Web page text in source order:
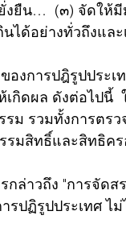
ยืน…  (๓) จัดให้
ได้อย่างทั่วถึงแล
องการปฎิรูปประเ
เกิดผล ดังต่อไปนี้
รม รวมทั้งการตร
รมสิทธิ์และสิทธิค
ล่าวถึง "การจัด
ปฏิรูปประเทศ ไม่